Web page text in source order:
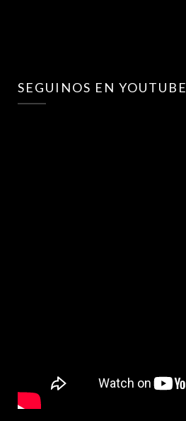
SEGUINOS EN YOUTUBE